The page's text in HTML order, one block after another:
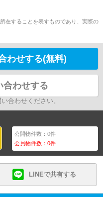
在することを表すものであり、実際の
わせする(無料)
合わせする
合わせください。
公開物件数：0件
会員物件数：0件
LINEで共有する